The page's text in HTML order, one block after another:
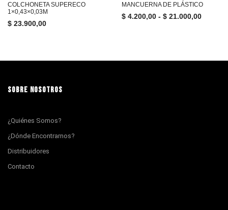
COLCHONETA SUPERECO
1×0,43×0,03M
$ 23.900,00
MANCUERNA DE PLÁSTICO
$ 4.200,00 - $ 21.000,00
SOBRE NOSOTROS
¿Quiénes Somos?
¿Dónde Encontrarnos?
Distribuidores
Contacto